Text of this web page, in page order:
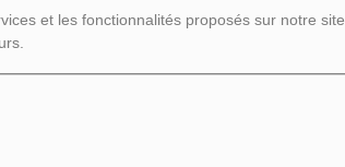
et les fonctionnalités proposés sur notre site